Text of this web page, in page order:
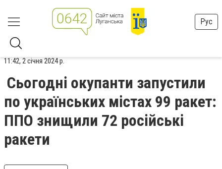
Рус
11:42, 2 січня 2024 р.
Сьогодні окупанти запустили
по українських містах 99 ракет:
ППО знищили 72 російські
ракети